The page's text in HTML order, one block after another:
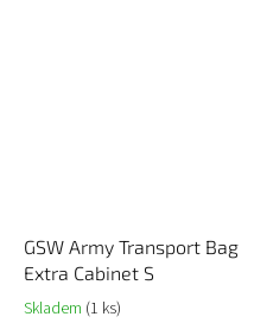
GSW Army Transport Bag
Extra Cabinet S
Skladem (1 ks)